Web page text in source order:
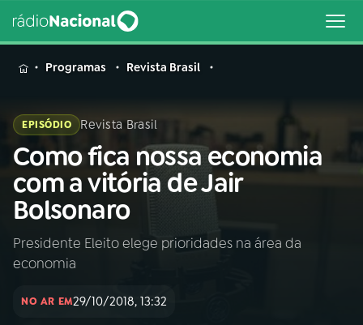
MENU
Buscar
na
Rádio
Nacional
Buscar
AO VIVO
INÍCIO
Programas Revista Brasil
EPISÓDIO Revista Brasil
Como fica nossa economia
com a vitória de Jair
Bolsonaro
Presidente Eleito elege prioridades na área da
economia
NO AR EM29/10/2018, 13:32